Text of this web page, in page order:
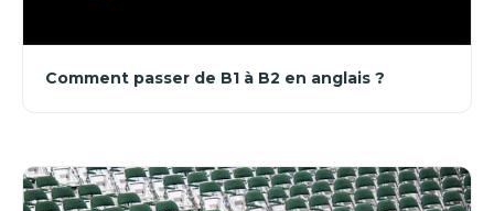
Comment passer de B1 à B2 en anglais ?